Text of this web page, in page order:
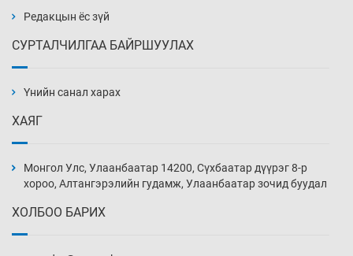
2 цаг 56 мин
3 цаг 26 мин
3 цаг 56 мин
Редакцын ёс зүй
СУРТАЛЧИЛГАА БАЙРШУУЛАХ
Үнийн санал харах
ХАЯГ
Монгол Улс, Улаанбаатар 14200, Сүхбаатар дүүрэг 8-р
хороо, Алтангэрэлийн гудамж, Улаанбаатар зочид буудал
ХОЛБОО БАРИХ